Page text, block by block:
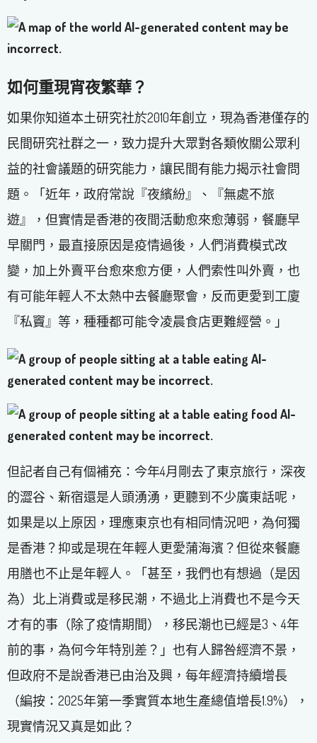
如何重現宵夜繁華？
如果你知道本土研究社於2010年創立，現為香港僅存的
民間研究社群之一，致力提升大眾對各類攸關公眾利
益的社會議題的研究能力，讓民間有能力揭示社會問
題。「近年，政府常說『夜繽紛』、『無處不旅
遊』，但實情是香港的夜間活動愈來愈薄弱，餐廳早
早關門，最直接原因是疫情過後，人們消費模式改
變，加上外賣平台愈來愈方便，人們索性叫外賣，也
有可能年輕人不太熱中去餐廳聚會，反而更愛到工廈
『私竇』等，種種都可能令凌晨食店更難經營。」
但記者自己有個補充：今年4月剛去了東京旅行，深夜
的澀谷、新宿還是人頭湧湧，更聽到不少廣東話呢，
如果是以上原因，理應東京也有相同情況吧，為何獨
是香港？抑或是現在年輕人更愛蒲海濱？但從來餐廳
用膳也不止是年輕人。「甚至，我們也有想過（是因
為）北上消費或是移民潮，不過北上消費也不是今天
才有的事（除了疫情期間），移民潮也已經是3、4年
前的事，為何今年特別差？」也有人歸咎經濟不景，
但政府不是說香港已由治及興，每年經濟持續增長
（編按：2025年第一季實質本地生產總值增長1.9%），
現實情況又真是如此？